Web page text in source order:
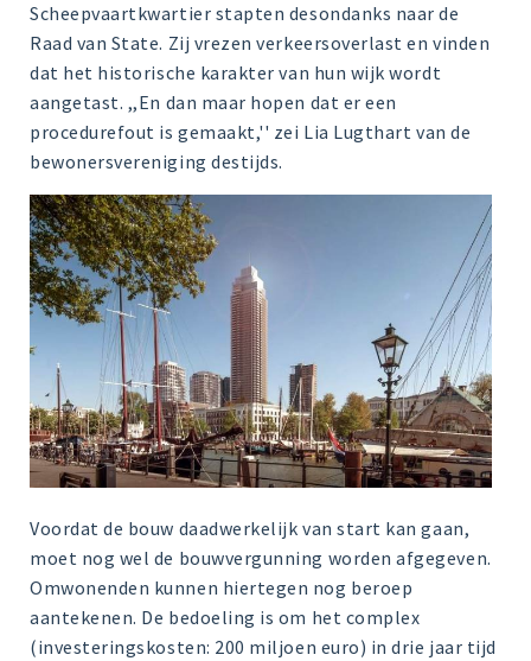
Scheepvaartkwartier stapten desondanks naar de
Raad van State. Zij vrezen verkeersoverlast en vinden
dat het historische karakter van hun wijk wordt
aangetast. ,,En dan maar hopen dat er een
procedurefout is gemaakt,'' zei Lia Lugthart van de
bewonersvereniging destijds.
Voordat de bouw daadwerkelijk van start kan gaan,
moet nog wel de bouwvergunning worden afgegeven.
Omwonenden kunnen hiertegen nog beroep
aantekenen. De bedoeling is om het complex
(investeringskosten: 200 miljoen euro) in drie jaar tijd